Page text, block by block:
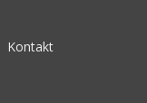
Kontakt